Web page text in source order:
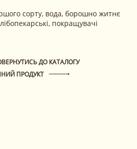
сорту, вода, борошно житнє
покращувачі
ДО КАТАЛОГУ
ПРОДУКТ